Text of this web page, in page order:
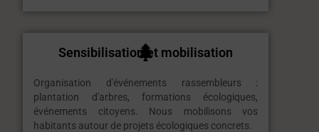
Sensibilisation et mobilisation
Organisation d'événements rassembleurs :
plantation d'arbres, formations écologiques,
événements citoyens. Nous mobilisons vos
habitants autour de projets écologiques concrets.